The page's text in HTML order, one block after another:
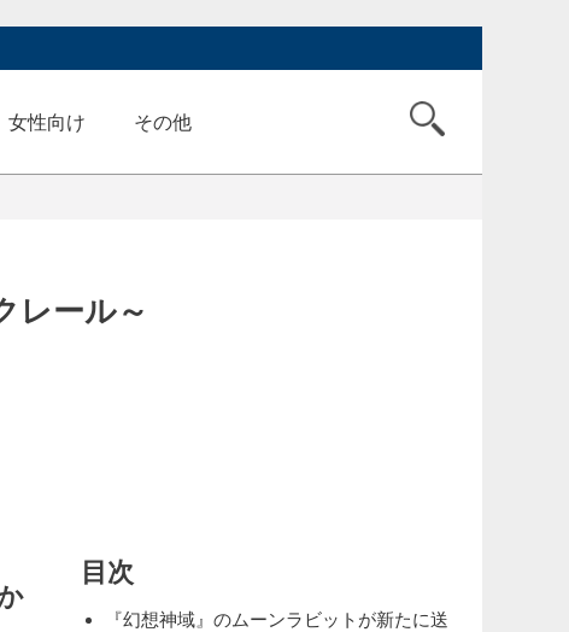
女性向け その他
レール～
目次
『幻想神域』のムーンラビットが新たに送